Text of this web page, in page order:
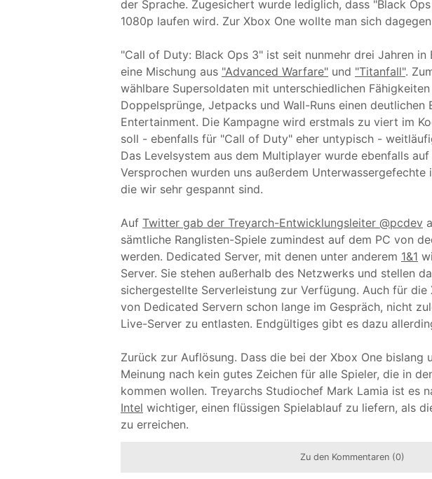
der Sprache. Zugesichert wurde lediglich, dass "Black
1080p laufen wird. Zur Xbox One wollte man sich
"Call of Duty: Black Ops 3" ist seit nunmehr drei Jahren
eine Mischung aus "Advanced Warfare" und "Titanfall".
wählbare Supersoldaten mit unterschiedlichen
Doppelsprünge, Jetpacks und Wall-Runs einen deutlichen
Entertainment. Die Kampagne wird erstmals zu viert im
soll - ebenfalls für "Call of Duty" eher untypisch -
Das Levelsystem aus dem Multiplayer wurde ebenfalls
Versprochen wurden uns außerdem Unterwassergefechte
die wir sehr gespannt sind.
Auf Twitter gab der Treyarch-Entwicklungsleiter @pcdev
sämtliche Ranglisten-Spiele zumindest auf dem PC von
werden. Dedicated Server, mit denen unter anderem 1&1
Server. Sie stehen außerhalb des Netzwerks und stellen
sichergestellte Serverleistung zur Verfügung. Auch für die
von Dedicated Servern schon lange im Gespräch, nicht
Live-Server zu entlasten. Endgültiges gibt es dazu
Zurück zur Auflösung. Dass die bei der Xbox One
Meinung nach kein gutes Zeichen für alle Spieler, die in
kommen wollen. Treyarchs Studiochef Mark Lamia ist es
Intel wichtiger, einen flüssigen Spielablauf zu liefern, als
zu erreichen.
Zu den Kommentaren (0)